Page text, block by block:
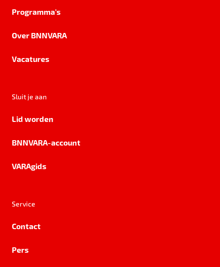
Programma's
Over BNNVARA
Vacatures
Sluit je aan
Lid worden
BNNVARA-account
VARAgids
Service
Contact
Pers